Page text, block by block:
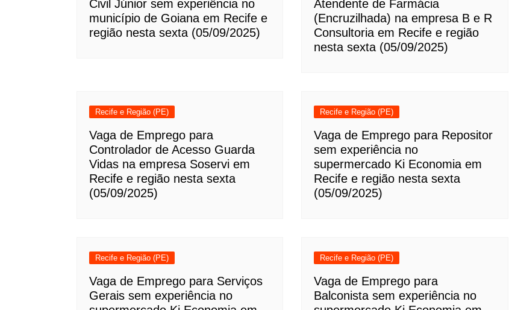
Civil Júnior sem experiência no
município de Goiana em Recife e
região nesta sexta (05/09/2025)
Atendente de Farmácia
(Encruzilhada) na empresa B e R
Consultoria em Recife e região
nesta sexta (05/09/2025)
Recife e Região (PE)
Vaga de Emprego para
Controlador de Acesso Guarda
Vidas na empresa Soservi em
Recife e região nesta sexta
(05/09/2025)
Recife e Região (PE)
Vaga de Emprego para Repositor
sem experiência no
supermercado Ki Economia em
Recife e região nesta sexta
(05/09/2025)
Recife e Região (PE)
Vaga de Emprego para Serviços
Gerais sem experiência no
Recife e Região (PE)
Vaga de Emprego para
Balconista sem experiência no